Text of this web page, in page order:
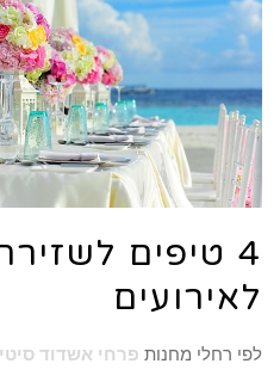
4 טיפים
לאירועים
לפי רחלי מחנות פרחי אשדוד